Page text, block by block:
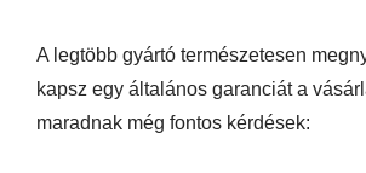
A legtöbb gyártó természetesen
kapsz egy általános garanciát a
maradnak még fontos kérdések: